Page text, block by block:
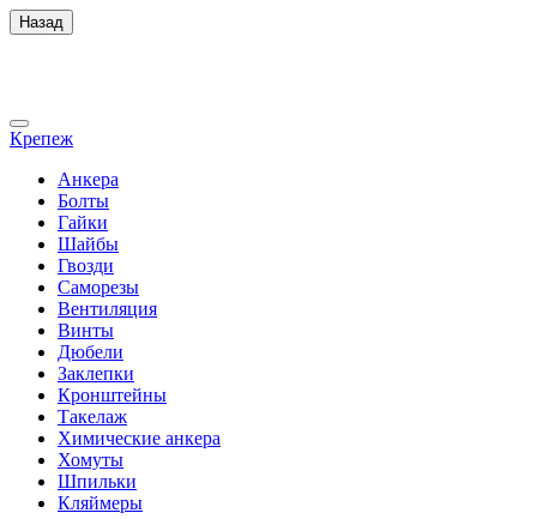
Назад
Крепеж
Анкера
Болты
Гайки
Шайбы
Гвозди
Саморезы
Вентиляция
Винты
Дюбели
Заклепки
Кронштейны
Такелаж
Химические анкера
Хомуты
Шпильки
Кляймеры